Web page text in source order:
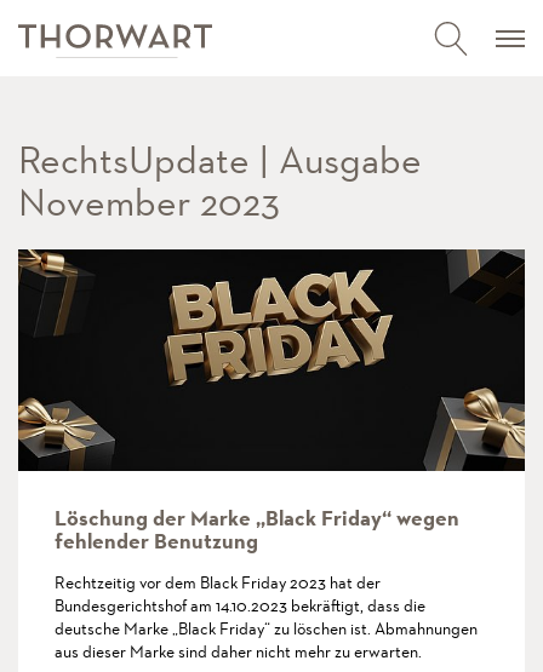
RechtsUpdate | Ausgabe
November 2023
Löschung der Marke „Black Friday“ wegen
fehlender Benutzung
Rechtzeitig vor dem Black Friday 2023 hat der
Bundesgerichtshof am 14.10.2023 bekräftigt, dass die
deutsche Marke „Black Friday“ zu löschen ist. Abmahnungen
aus dieser Marke sind daher nicht mehr zu erwarten.